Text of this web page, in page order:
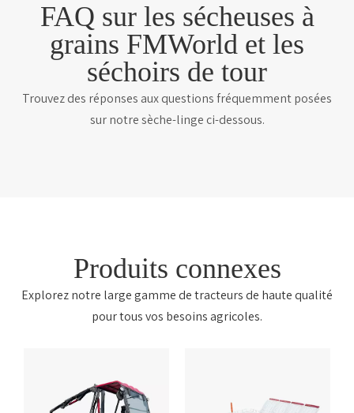
FAQ sur les sécheuses à
grains FMWorld et les
séchoirs de tour
Trouvez des réponses aux questions fréquemment posées
sur notre sèche-linge ci-dessous.
Produits connexes
Explorez notre large gamme de tracteurs de haute qualité
pour tous vos besoins agricoles.